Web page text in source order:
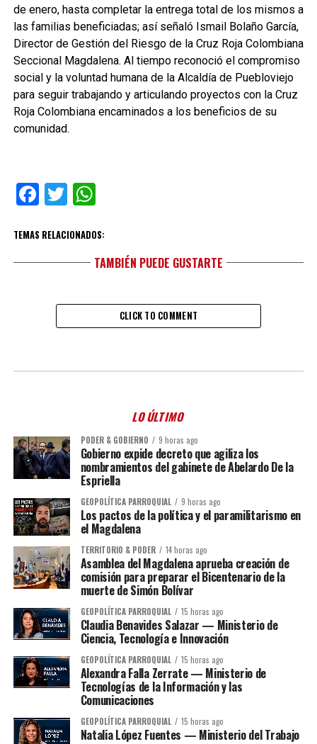
de enero, hasta completar la entrega total de los mismos a
las familias beneficiadas; así señaló Ismail Bolaño García,
Director de Gestión del Riesgo de la Cruz Roja Colombiana
Seccional Magdalena. Al tiempo reconoció el compromiso
social y la voluntad humana de la Alcaldía de Puebloviejo
para seguir trabajando y articulando proyectos con la Cruz
Roja Colombiana encaminados a los beneficios de su
comunidad.
Facebook
TwitterWhatsApp
TEMAS RELACIONADOS:
TAMBIÉN PUEDE GUSTARTE
CLICK TO COMMENT
LO ÚLTIMO
PODER & GOBIERNO 9 horas ago
Gobierno expide decreto que agiliza los
nombramientos del gabinete de Abelardo De la
Espriella
GEOPOLÍTICA PARROQUIAL 9 horas ago
Los pactos de la política y el paramilitarismo en
el Magdalena
TERRITORIO & PODER 14 horas ago
Asamblea del Magdalena aprueba creación de
comisión para preparar el Bicentenario de la
muerte de Simón Bolívar
GEOPOLÍTICA PARROQUIAL 15 horas ago
Claudia Benavides Salazar — Ministerio de
Ciencia, Tecnología e Innovación
GEOPOLÍTICA PARROQUIAL 15 horas ago
Alexandra Falla Zerrate — Ministerio de
Tecnologías de la Información y las
Comunicaciones
GEOPOLÍTICA PARROQUIAL 15 horas ago
Natalia López Fuentes — Ministerio del Trabajo